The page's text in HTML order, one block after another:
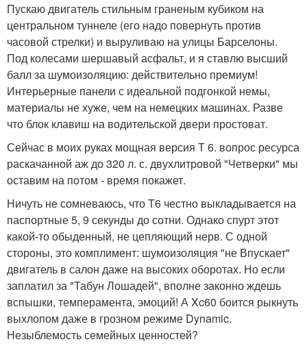
Пускаю двигатель стильным граненым кубиком на
центральном туннеле (его надо повернуть против
часовой стрелки) и выруливаю на улицы Барселоны.
Под колесами шершавый асфальт, и я ставлю высший
балл за шумоизоляцию: действительно премиум!
Интерьерные панели с идеальной подгонкой немы,
материалы не хуже, чем на немецких машинах. Разве
что блок клавиш на водительской двери простоват.
Сейчас в моих руках мощная версия Т 6. вопрос ресурса
раскачанной аж до 320 л. с. двухлитровой "Четверки" мы
оставим на потом - время покажет.
Ничуть не сомневаюсь, что T6 честно выкладывается на
паспортные 5, 9 секунды до сотни. Однако спурт этот
какой-то обыденный, не цепляющий нерв. С одной
стороны, это комплимент: шумоизоляция "не Впускает"
двигатель в салон даже на высоких оборотах. Но если
заплатил за "Табун Лошадей", вполне законно ждешь
вспышки, темперамента, эмоций! А Xc60 боится рыкнуть
выхлопом даже в грозном режиме Dynamic.
Незыблемость семейных ценностей?